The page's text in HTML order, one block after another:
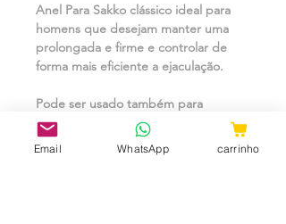
Anel Para Sakko clássico ideal para
homens que desejam manter uma
prolongada e firme e controlar de
forma mais eficiente a ejaculação.
Pode ser usado também para
envolver a base do Pintu ou a base do
Sakko.
Email WhatsApp carrinho